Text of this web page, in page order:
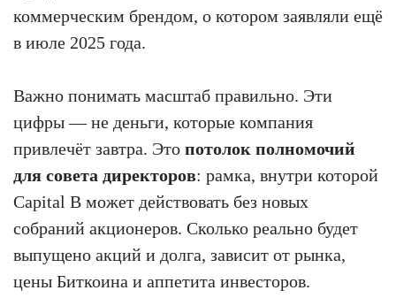
коммерческим брендом, о котором заявляли ещё
в июле 2025 года.
Важно понимать масштаб правильно. Эти
цифры — не деньги, которые компания
привлечёт завтра. Это потолок полномочий
для совета директоров: рамка, внутри которой
Capital B может действовать без новых
собраний акционеров. Сколько реально будет
выпущено акций и долга, зависит от рынка,
цены Биткоина и аппетита инвесторов.